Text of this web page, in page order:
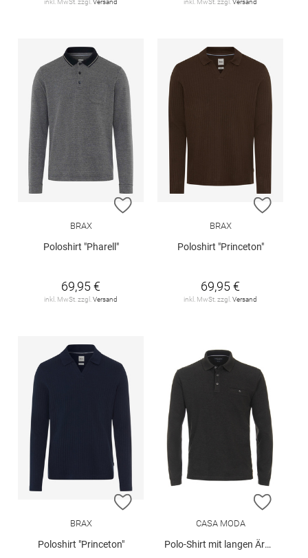
inkl. MwSt. zzgl. Versand inkl. MwSt. zzgl. Versand
ZUR WUNSCHLISTE HINZUFÜGEN
BRAX
Poloshirt "Pharell"
69,95 €
inkl. MwSt. zzgl. Versand
ZUR
BRAX
Poloshirt "Princeton"
69,95 €
inkl. MwSt. zzgl. Versand
ZUR WUNSCHLISTE HINZUFÜGEN
BRAX
Poloshirt "Princeton"
ZUR
CASA MODA
Polo-Shirt mit langen Ärmeln